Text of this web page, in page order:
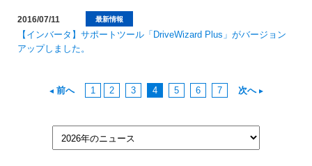
最新情報
2016/07/11
【インバータ】サポートツール「DriveWizard Plus」がバージョン
アップしました。
前へ 1 2 3 4 5 6 7 次へ